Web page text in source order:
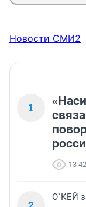
Новости СМИ2
1
13
О`КЕЙ